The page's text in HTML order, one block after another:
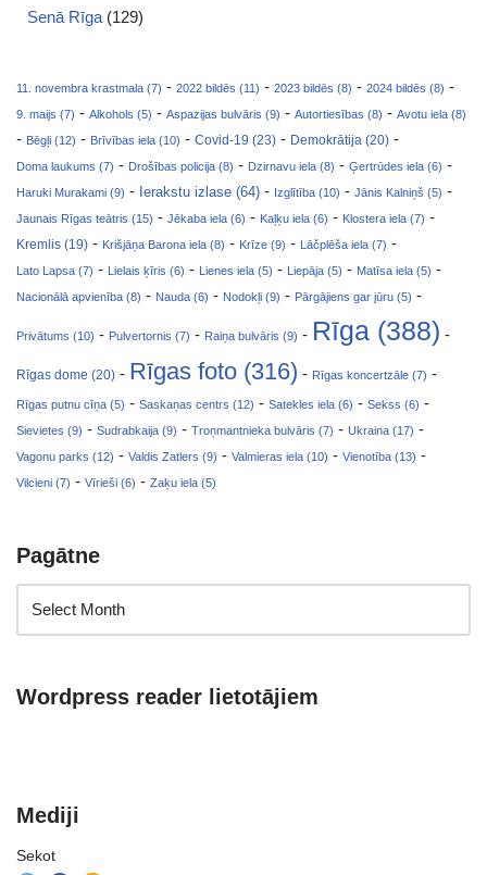
Senā Rīga (129)
11. novembra krastmala (7) - 2022 bildēs (11) - 2023 bildēs (8) - 2024 bildēs (8) -
9. maijs (7) - Alkohols (5) - Aspazijas bulvāris (9) - Autortiesības (8) - Avotu iela (8)
- Bēgļi (12) - Brīvības iela (10) - Covid-19 (23) - Demokrātija (20) -
Doma laukums (7) - Drošības policija (8) - Dzirnavu iela (8) - Ģertrūdes iela (6) -
Haruki Murakami (9) - Ierakstu izlase (64) - Izglītība (10) - Jānis Kalniņš (5) -
Jaunais Rīgas teātris (15) - Jēkaba iela (6) - Kaļķu iela (6) - Klostera iela (7) -
Kremlis (19) - Krišjāņa Barona iela (8) - Krīze (9) - Lāčplēša iela (7) -
Lato Lapsa (7) - Lielais ķīris (6) - Lienes iela (5) - Liepāja (5) - Matīsa iela (5) -
Nacionālā apvienība (8) - Nauda (6) - Nodokļi (9) - Pārgājiens gar jūru (5) -
Privātums (10) - Pulvertornis (7) - Raiņa bulvāris (9) - Rīga (388) -
Rīgas dome (20) - Rīgas foto (316) - Rīgas koncertzāle (7) -
Rīgas putnu cīņa (5) - Saskaņas centrs (12) - Satekles iela (6) - Sekss (6) -
Sievietes (9) - Sudrabkaija (9) - Troņmantnieka bulvāris (7) - Ukraina (17) -
Vagonu parks (12) - Valdis Zatlers (9) - Valmieras iela (10) - Vienotība (13) -
Vilcieni (7) - Vīrieši (6) - Zaķu iela (5)
Pagātne
Wordpress reader lietotājiem
Mediji
Sekot